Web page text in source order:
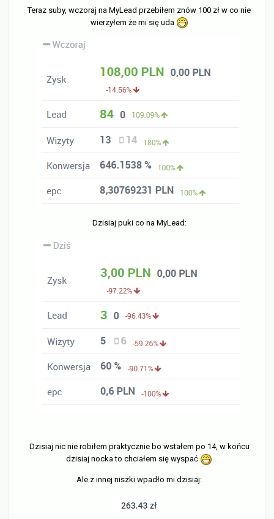
Teraz suby, wczoraj na MyLead przebiłem znów 100 zł w co nie
wierzyłem że mi się uda
Dzisiaj puki co na MyLead:
Dzisiaj nic nie robiłem praktycznie bo wstałem po 14, w końcu
dzisiaj nocka to chciałem się wyspać
Ale z innej niszki wpadło mi dzisiaj: